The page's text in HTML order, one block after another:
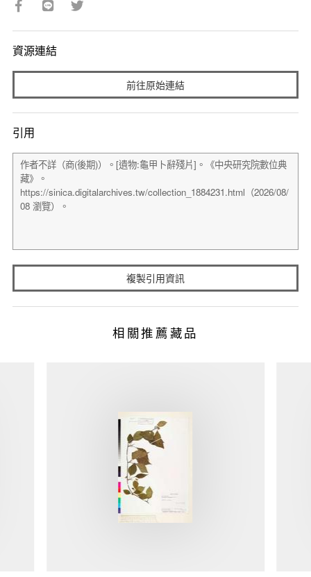
資源連結
前往原始連結
引用
複製引用資訊
相關推薦藏品